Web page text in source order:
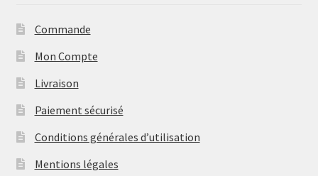
Commande
Mon Compte
Livraison
Paiement sécurisé
Conditions générales d’utilisation
Mentions légales